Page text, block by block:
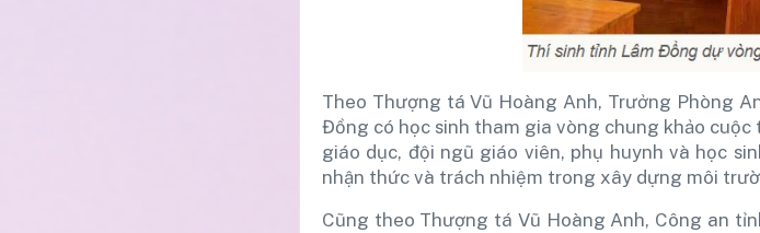
Theo Thượng tá Vũ Hoàng Anh, Trưởng Phòng
Đồng có học sinh tham gia vòng chung khảo
giáo dục, đội ngũ giáo viên, phụ huynh và học
nhận thức và trách nhiệm trong xây dựng môi
Cũng theo Thượng tá Vũ Hoàng Anh, Công an